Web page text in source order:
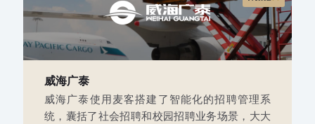
威海广泰
威海广泰使用麦客搭建了智能化的招聘管理系
统，囊括了社会招聘和校园招聘业务场景，大大